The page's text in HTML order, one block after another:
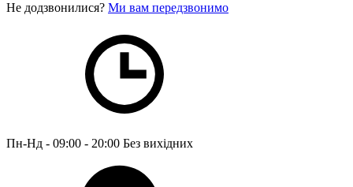
Не додзвонилися? Ми вам передзвонимо
Пн-Нд - 09:00 - 20:00 Без вихідних